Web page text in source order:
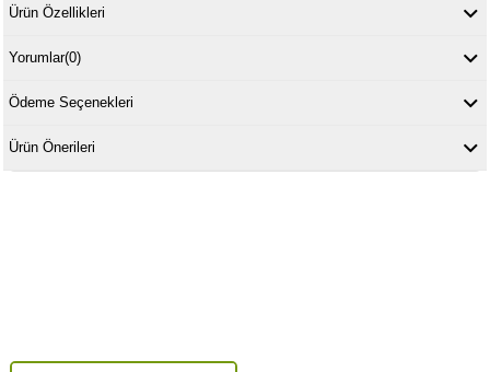
Ürün Özellikleri
Yorumlar(0)
Ödeme Seçenekleri
Ürün Önerileri